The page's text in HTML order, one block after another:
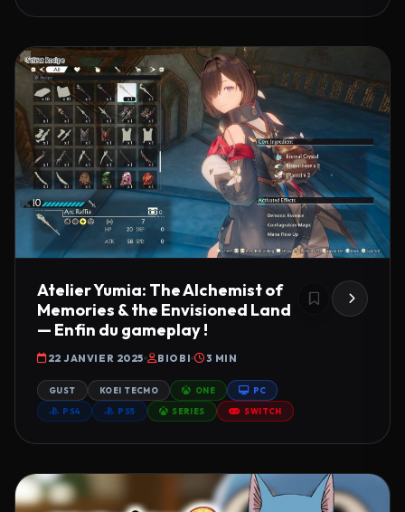
Atelier Yumia: The Alchemist of
Memories & the Envisioned Land
— Enfin du gameplay !
22 JANVIER 2025 BIOBI 3 MIN
GUST KOEI TECMO ONE PC
PS4 PS5 SERIES SWITCH